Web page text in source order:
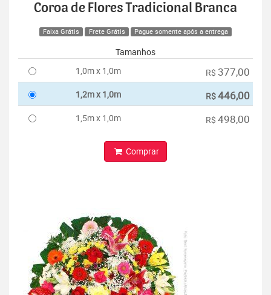
Coroa de Flores Tradicional Branca
Faixa Grátis Frete Grátis Pague somente após a entrega
Tamanhos
1,0m x 1,0m
R$ 377,00
1,2m x 1,0m R$446,00
1,5m x 1,0m R$ 498,00
Comprar